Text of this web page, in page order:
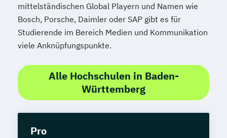
mittelständischen Global Playern und Namen wie
Bosch, Porsche, Daimler oder SAP gibt es für
Studierende im Bereich Medien und Kommunikation
viele Anknüpfungspunkte.
Alle Hochschulen in Baden-
Württemberg
Pro